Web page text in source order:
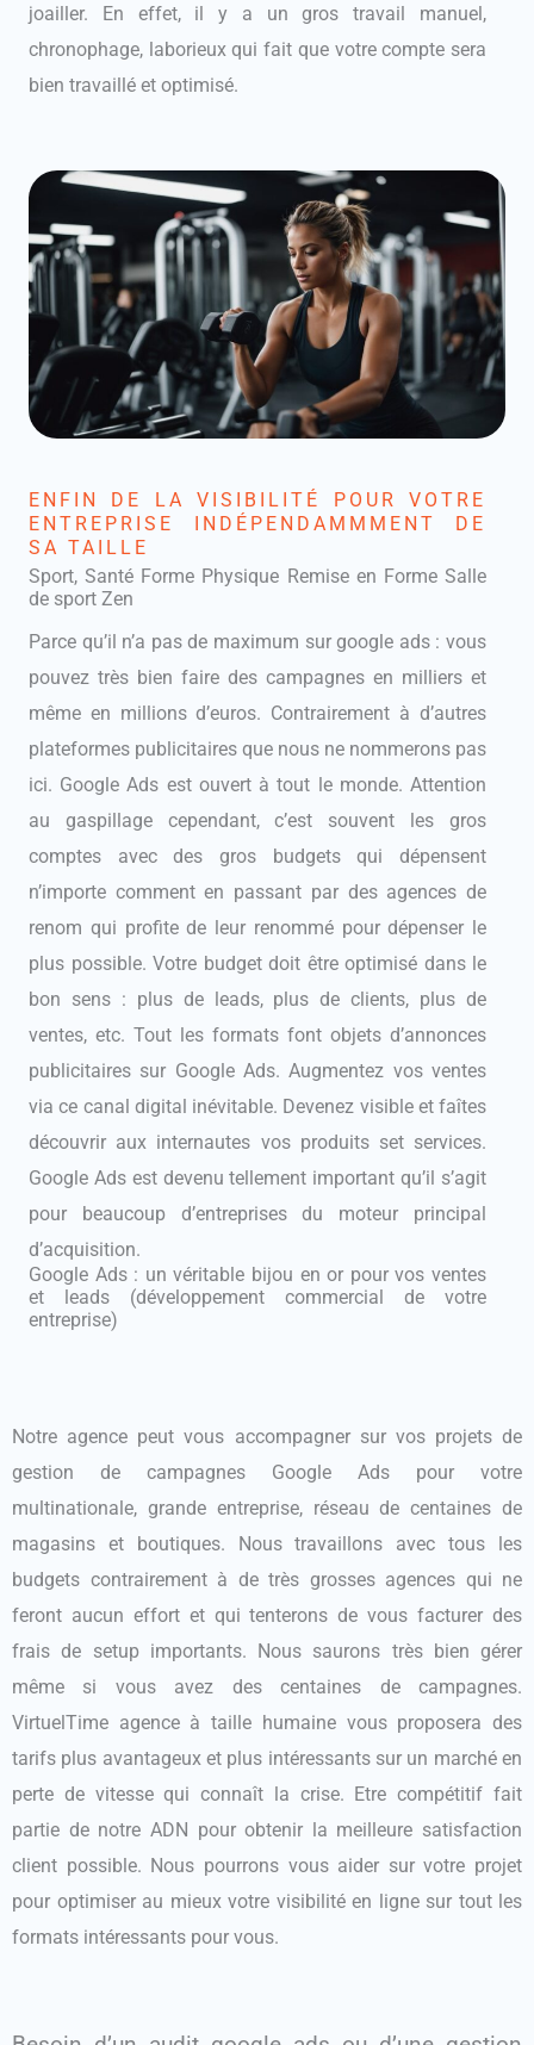
joailler. En effet, il y a un gros travail manuel,
chronophage, laborieux qui fait que votre compte sera
bien travaillé et optimisé.
ENFIN DE LA VISIBILITÉ POUR VOTRE
ENTREPRISE INDÉPENDAMMMENT DE
SA TAILLE
Sport, Santé Forme Physique Remise en Forme Salle
de sport Zen
Parce qu’il n’a pas de maximum sur google ads : vous
pouvez très bien faire des campagnes en milliers et
même en millions d’euros. Contrairement à d’autres
plateformes publicitaires que nous ne nommerons pas
ici. Google Ads est ouvert à tout le monde. Attention
au gaspillage cependant, c’est souvent les gros
comptes avec des gros budgets qui dépensent
n’importe comment en passant par des agences de
renom qui profite de leur renommé pour dépenser le
plus possible. Votre budget doit être optimisé dans le
bon sens : plus de leads, plus de clients, plus de
ventes, etc. Tout les formats font objets d’annonces
publicitaires sur Google Ads. Augmentez vos ventes
via ce canal digital inévitable. Devenez visible et faîtes
découvrir aux internautes vos produits set services.
Google Ads est devenu tellement important qu’il s’agit
pour beaucoup d’entreprises du moteur principal
d’acquisition.
Google Ads : un véritable bijou en or pour vos ventes
et leads (développement commercial de votre
entreprise)
Notre agence peut vous accompagner sur vos projets de
gestion de campagnes Google Ads pour votre
multinationale, grande entreprise, réseau de centaines de
magasins et boutiques. Nous travaillons avec tous les
budgets contrairement à de très grosses agences qui ne
feront aucun effort et qui tenterons de vous facturer des
frais de setup importants. Nous saurons très bien gérer
même si vous avez des centaines de campagnes.
VirtuelTime agence à taille humaine vous proposera des
tarifs plus avantageux et plus intéressants sur un marché en
perte de vitesse qui connaît la crise. Etre compétitif fait
partie de notre ADN pour obtenir la meilleure satisfaction
client possible. Nous pourrons vous aider sur votre projet
pour optimiser au mieux votre visibilité en ligne sur tout les
formats intéressants pour vous.